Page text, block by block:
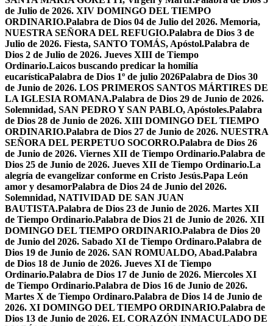
de Julio de 2026. XIV DOMINGO DEL TIEMPO
ORDINARIO.Palabra de Dios 04 de Julio del 2026. Memoria,
NUESTRA SEÑORA DEL REFUGIO.Palabra de Dios 3 de
Julio de 2026. Fiesta, SANTO TOMÁS, Apóstol.Palabra de
Dios 2 de Julio de 2026. Jueves XIII de Tiempo
Ordinario.Laicos buscando predicar la homilía
eucarísticaPalabra de Dios 1º de julio 2026Palabra de Dios 30
de Junio de 2026. LOS PRIMEROS SANTOS MÁRTIRES DE
LA IGLESIA ROMANA.Palabra de Dios 29 de Junio de 2026.
Solemnidad, SAN PEDRO Y SAN PABLO, Apóstoles.Palabra
de Dios 28 de Junio de 2026. XIII DOMINGO DEL TIEMPO
ORDINARIO.Palabra de Dios 27 de Junio de 2026. NUESTRA
SEÑORA DEL PERPETUO SOCORRO.Palabra de Dios 26
de Junio de 2026. Viernes XII de Tiempo Ordinario.Palabra de
Dios 25 de Junio de 2026. Jueves XII de Tiempo Ordinario.La
alegría de evangelizar conforme en Cristo Jesús.Papa León
amor y desamorPalabra de Dios 24 de Junio del 2026.
Solemnidad, NATIVIDAD DE SAN JUAN
BAUTISTA.Palabra de Dios 23 de Junio de 2026. Martes XII
de Tiempo Ordinario.Palabra de Dios 21 de Junio de 2026. XII
DOMINGO DEL TIEMPO ORDINARIO.Palabra de Dios 20
de Junio del 2026. Sabado XI de Tiempo Ordinaro.Palabra de
Dios 19 de Junio de 2026. SAN ROMUALDO, Abad.Palabra
de Dios 18 de Junio de 2026. Jueves XI de Tiempo
Ordinario.Palabra de Dios 17 de Junio de 2026. Miercoles XI
de Tiempo Ordinario.Palabra de Dios 16 de Junio de 2026.
Martes X de Tiempo Ordinaro.Palabra de Dios 14 de Junio de
2026. XI DOMINGO DEL TIEMPO ORDINARIO.Palabra de
Dios 13 de Junio de 2026. EL CORAZÓN INMACULADO DE